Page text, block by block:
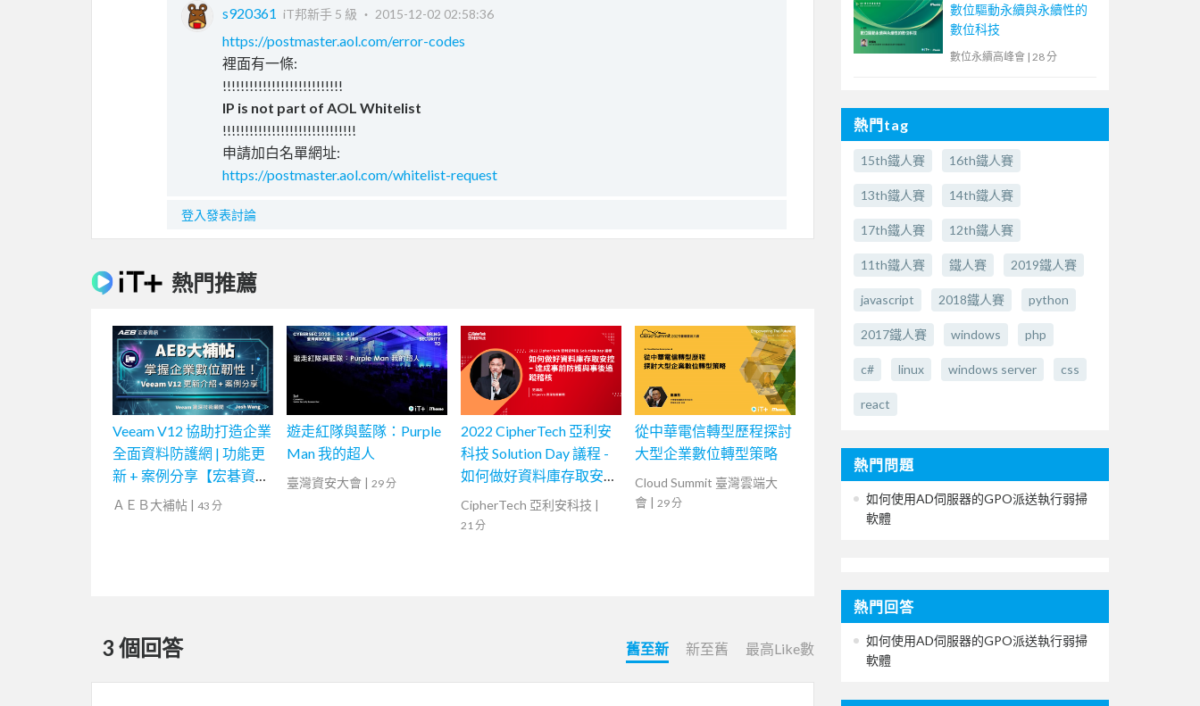
s920361 iT邦新手 5 級 ‧ 2015-12-02 02:58:36
https://postmaster.aol.com/error-codes
裡面有一條:
!!!!!!!!!!!!!!!!!!!!!!!!!!!
IP is not part of AOL Whitelist
!!!!!!!!!!!!!!!!!!!!!!!!!!!!!!
申請加白名單網址:
https://postmaster.aol.com/whitelist-request
登入發表討論
熱門推薦
Veeam V12 協助打造企業
全面資料防護網 | 功能更
新 + 案例分享【宏碁資訊
網路學堂】
ＡＥＢ大補帖 | 43 分
遊走紅隊與藍隊：Purple
Man 我的超人
臺灣資安大會 | 29 分
2022 CipherTech 亞利安
科技 Solution Day 議程 -
如何做好資料庫存取安
控，達成事前防護與事後
追蹤稽核
CipherTech 亞利安科技 |
21 分
從中華電信轉型歷程探討
大型企業數位轉型策略
Cloud Summit 臺灣雲端大
會 | 29 分
3 個回答 舊至新 新至舊 最高Like數
數位驅動永續與永續性的
數位科技
數位永續高峰會 | 28 分
熱門tag
15th鐵人賽 16th鐵人賽
13th鐵人賽 14th鐵人賽
17th鐵人賽 12th鐵人賽
11th鐵人賽 鐵人賽 2019鐵人賽
javascript 2018鐵人賽 python
2017鐵人賽 windows php
c# linux windows server css
react
熱門問題
如何使用AD伺服器的GPO派送執行弱掃
軟體
熱門回答
如何使用AD伺服器的GPO派送執行弱掃
軟體